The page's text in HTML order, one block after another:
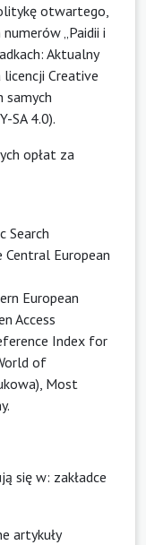
otwartego,
„Paidii i
Aktualny
licencji Creative
samych
SA 4.0).
opłat za
Search
Central European
European
Access
Index for
of
Most
się w: zakładce
artykuły